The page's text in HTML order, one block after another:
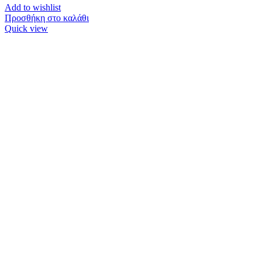
Add to wishlist
Προσθήκη στο καλάθι
Quick view